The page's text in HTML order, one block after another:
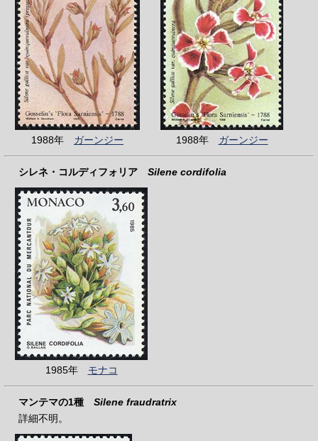
1988年 ガーンジー 1988年 ガーンジー
シレネ・コルディフォリア Silene cordifolia
1985年 モナコ
マンテマの1種 Silene fraudratrix
詳細不明。